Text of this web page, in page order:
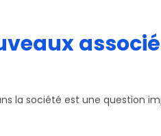
la société est une question